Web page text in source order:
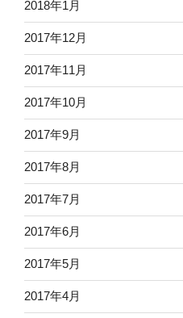
2018年1月
2017年12月
2017年11月
2017年10月
2017年9月
2017年8月
2017年7月
2017年6月
2017年5月
2017年4月